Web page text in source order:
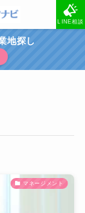
LINE相談
地探し
マネージメント